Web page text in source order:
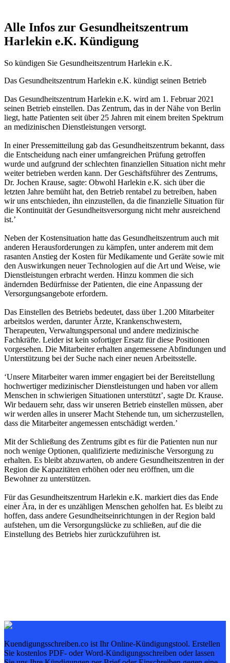
Alle Infos zur Gesundheitszentrum
Harlekin e.K. Kündigung
So kündigen Sie Gesundheitszentrum Harlekin e.K.
Das Gesundheitszentrum Harlekin e.K. kündigt seinen Betrieb
Das Gesundheitszentrum Harlekin e.K. wird am 1. Februar 2021
seinen Betrieb einstellen. Das Zentrum, das in der Nähe von Berlin
liegt, hatte Patienten seit über 25 Jahren mit einem breiten Spektrum
an medizinischen Dienstleistungen versorgt.
In einer Pressemitteilung gab das Gesundheitszentrum bekannt, dass
die Entscheidung nach einer umfangreichen Prüfung getroffen
wurde und aufgrund der schlechten finanziellen Situation nicht mehr
weiter betrieben werden kann. Der Geschäftsführer des Zentrums,
Dr. Jochen Krause, sagte: Obwohl Harlekin e.K. sich über die
letzten Jahre bemüht hat, den Betrieb rentabel zu betreiben, haben
wir uns entschieden, ihn einzustellen, da die finanzielle Situation für
die Kontinuität der Gesundheitsversorgung nicht mehr ausreichend
ist.’
Neben der Kostensituation hatte das Gesundheitszentrum auch mit
anderen Herausforderungen zu kämpfen, unter anderem mit dem
rasanten Anstieg der Kosten für Medikamente und Geräte sowie mit
den Auswirkungen neuer Technologien auf die Art und Weise, wie
Dienstleistungen erbracht werden. Hinzu kommen die sich
ändernden Bedürfnisse der Patienten, die eine Anpassung der
Versorgungsangebote erfordern.
Das Einstellen des Betriebs bedeutet, dass über 1.200 Mitarbeiter
arbeitslos werden, darunter Ärzte, Krankenschwestern,
Therapeuten, Verwaltungspersonal und andere medizinische
Fachkräfte. Leider ist kein sofortiger Ersatz für diese Positionen
vorgesehen. Die Mitarbeiter erhalten angemessene Abfindungen und
Unterstützung bei der Suche nach einer neuen Arbeitsstelle.
‘Unsere Mitarbeiter waren immer engagiert bei der Bereitstellung
hochwertiger medizinischer Dienstleistungen und haben vor allem
Menschen in schwierigen Situationen unterstützt’, sagte Dr. Krause.
Wir bedauern sehr, dass wir unseren Betrieb einstellen müssen, aber
wir werden alles in unserer Macht Stehende tun, um sicherzustellen,
dass die Mitarbeiter angemessen entschädigt werden.’
Mit der Schließung des Zentrums gibt es für die Patienten nun nur
noch wenige Optionen, qualifizierte medizinische Versorgung zu
erhalten. Es bleibt abzuwarten, ob andere Gesundheitszentren in der
Region die Kapazitäten erhöhen oder neu eröffnen, um die
Bewohner zu unterstützen.
Für das Gesundheitszentrum Harlekin e.K. markiert dies das Ende
einer Ära, in der es unzähligen Menschen geholfen hat. Es bleibt zu
hoffen, dass andere Gesundheitseinrichtungen in der Region bald
aufstehen, um die Versorgungslücke zu schließen, auf die die
Einstellung des Betriebs hier zurückzuführen ist.
Kuendigungsschreiben.co ist Ihr Online-Kündigungstool. Erstellen
Sie kostenlos PDF- oder Word-Kündigungsschreiben oder lassen